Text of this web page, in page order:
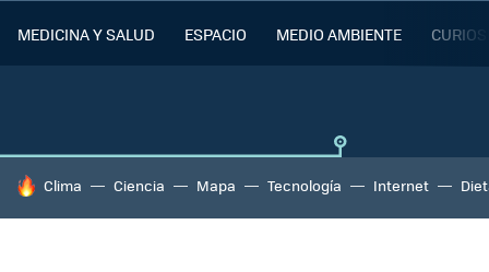
MEDICINA Y SALUD ESPACIO MEDIO AMBIENTE
HOY SE HABLA DE
Clima Ciencia Mapa Tecnología Internet